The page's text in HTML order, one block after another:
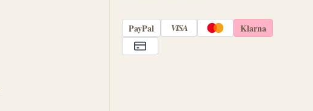
PayPal VISA Klarna